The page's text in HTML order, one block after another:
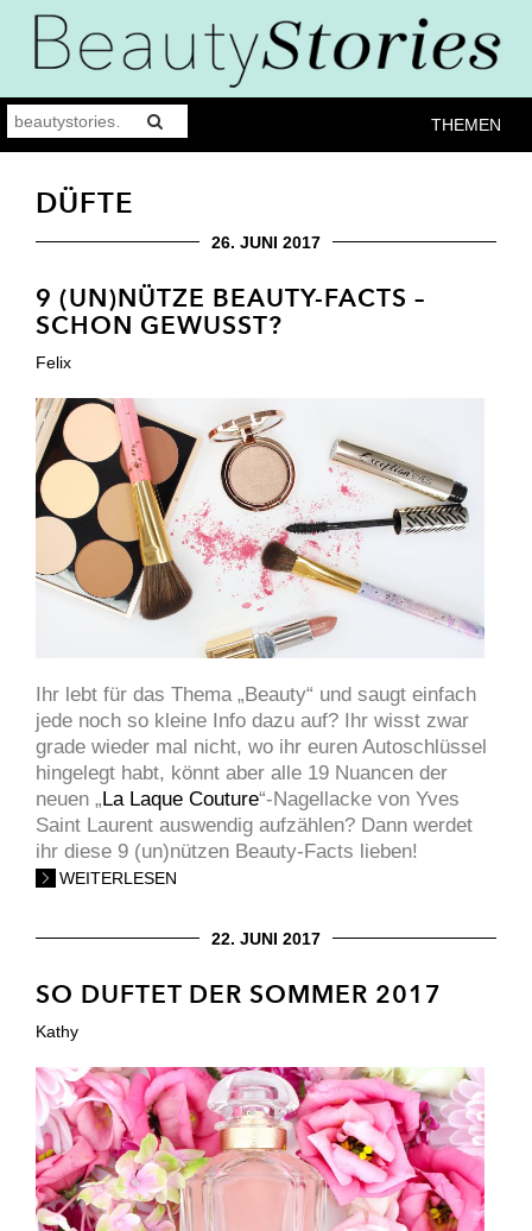
THEMEN
DÜFTE
26. JUNI 2017
9 (UN)NÜTZE BEAUTY-FACTS –
SCHON GEWUSST?
Felix
Ihr lebt für das Thema „Beauty“ und saugt einfach
jede noch so kleine Info dazu auf? Ihr wisst zwar
grade wieder mal nicht, wo ihr euren Autoschlüssel
hingelegt habt, könnt aber alle 19 Nuancen der
neuen „ La Laque Couture“-Nagellacke von Yves
Saint Laurent auswendig aufzählen? Dann werdet
ihr diese 9 (un)nützen Beauty-Facts lieben!
WEITERLESEN
22. JUNI 2017
SO DUFTET DER SOMMER 2017
Kathy